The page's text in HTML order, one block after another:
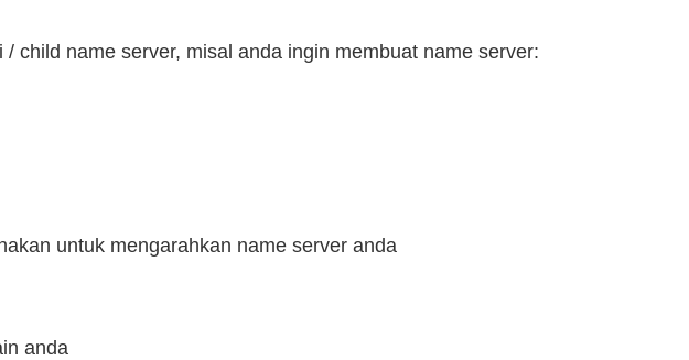
child name server, misal anda ingin membuat name server:
untuk mengarahkan name server anda
anda